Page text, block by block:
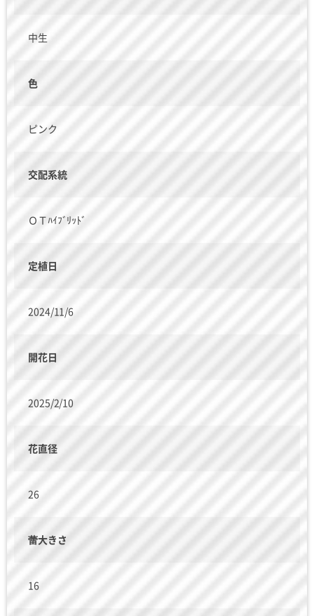
中生
色
ピンク
交配系統
ＯＴﾊｲﾌﾞﾘｯﾄﾞ
定植日
2024/11/6
開花日
2025/2/10
花直径
26
蕾大きさ
16